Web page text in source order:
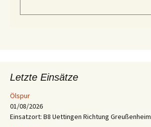
Letzte Einsätze
Ölspur
01/08/2026
Einsatzort: B8 Uettingen Richtung Greußenheim